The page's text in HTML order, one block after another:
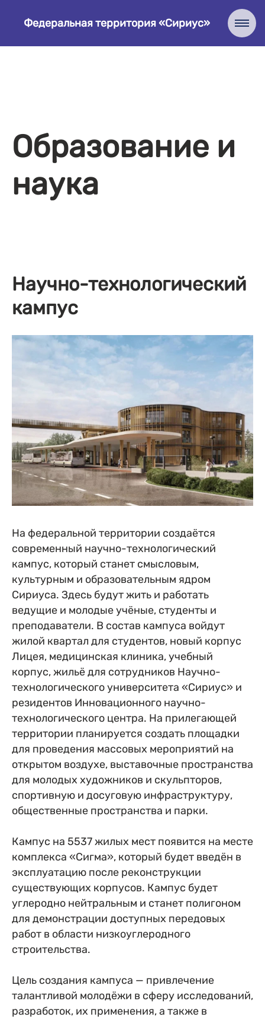
Федеральная территория «Сириус»
Образование и
наука
Научно-технологический
кампус
На федеральной территории создаётся
современный научно-технологический
кампус, который станет смысловым,
культурным и образовательным ядром
Сириуса. Здесь будут жить и работать
ведущие и молодые учёные, студенты и
преподаватели. В состав кампуса войдут
жилой квартал для студентов, новый корпус
Лицея, медицинская клиника, учебный
корпус, жильё для сотрудников Научно-
технологического университета «Сириус» и
резидентов Инновационного научно-
технологического центра. На прилегающей
территории планируется создать площадки
для проведения массовых мероприятий на
открытом воздухе, выставочные пространства
для молодых художников и скульпторов,
спортивную и досуговую инфраструктуру,
общественные пространства и парки.
Кампус на 5537 жилых мест появится на месте
комплекса «Сигма», который будет введён в
эксплуатацию после реконструкции
существующих корпусов. Кампус будет
углеродно нейтральным и станет полигоном
для демонстрации доступных передовых
работ в области низкоуглеродного
строительства.
Цель создания кампуса — привлечение
талантливой молодёжи в сферу исследований,
разработок, их применения, а также в